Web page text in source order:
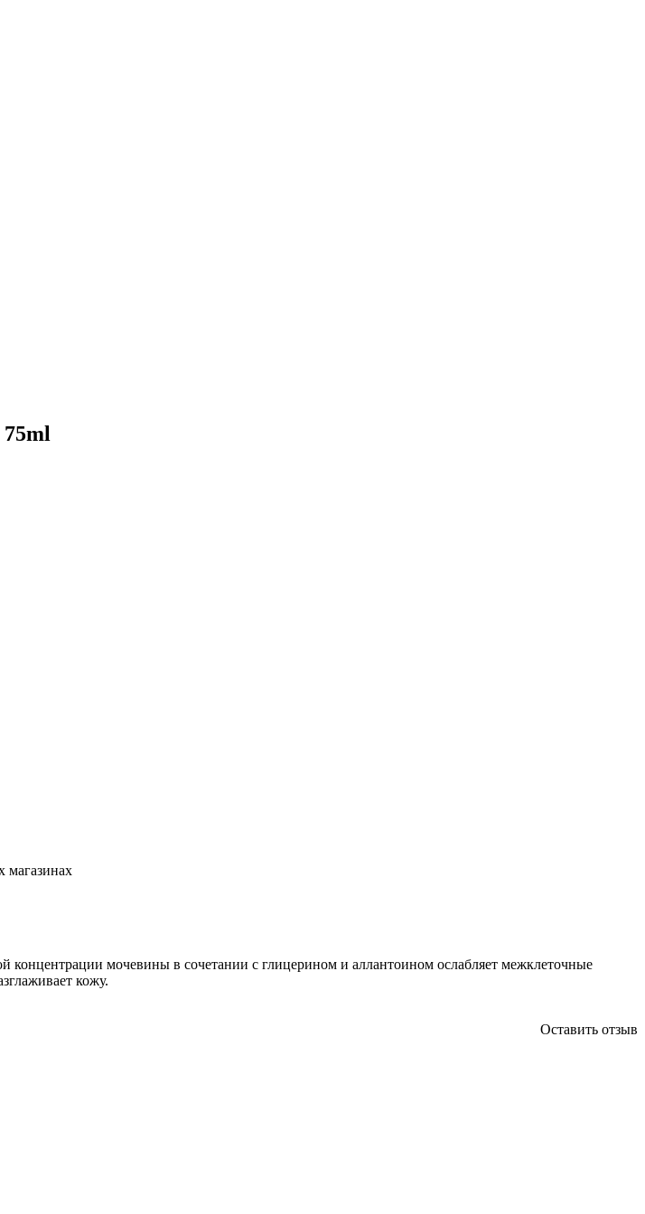
магазинах
концентрации мочевины в сочетании с глицерином и аллантоином ослабляет межклеточные
кожу.
Оставить отзыв